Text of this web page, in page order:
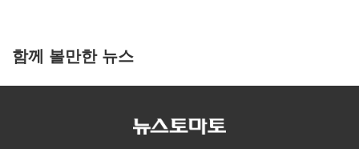
함께 볼만한 뉴스